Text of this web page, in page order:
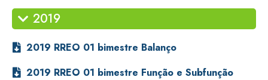
2019
2019 RREO 01 bimestre Balanço
2019 RREO 01 bimestre Função e Subfunção